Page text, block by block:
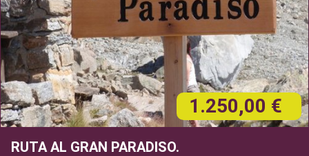
1.250,00 €
RUTA AL GRAN PARADISO.